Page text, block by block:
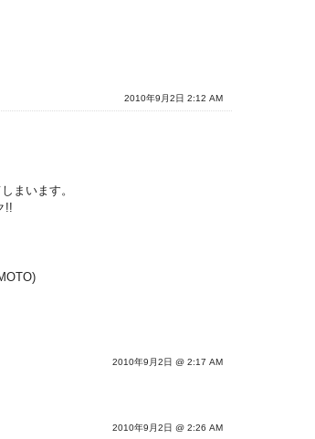
2010年9月2日 2:12 AM
まいます。
!!
2010年9月2日 @ 2:17 AM
2010年9月2日 @ 2:26 AM